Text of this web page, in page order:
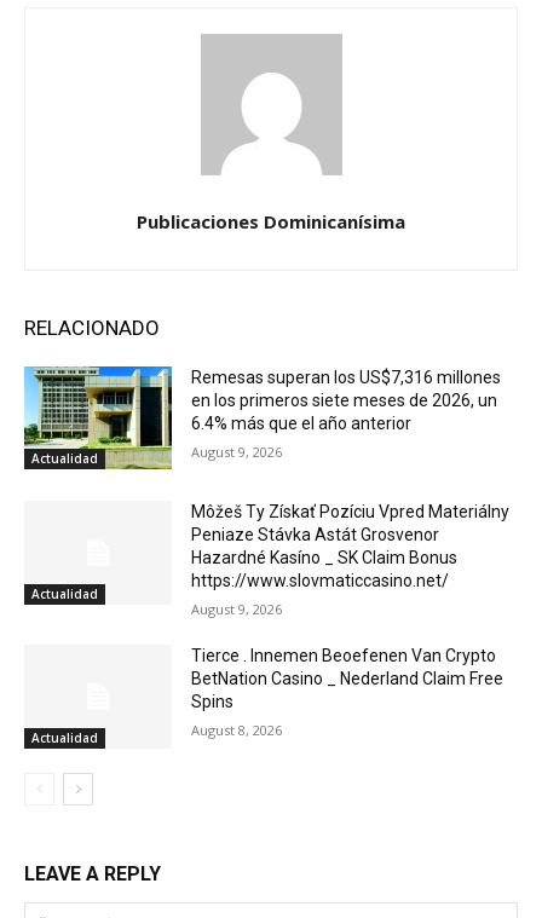
Publicaciones Dominicanísima
RELACIONADO
Actualidad
Remesas superan los US$7,316 millones
en los primeros siete meses de 2026, un
6.4% más que el año anterior
August 9, 2026
Actualidad
Môžeš Ty Získať Pozíciu Vpred Materiálny
Peniaze Stávka Astát Grosvenor
Hazardné Kasíno _ SK Claim Bonus
https://www.slovmaticcasino.net/
August 9, 2026
Actualidad
Tierce . Innemen Beoefenen Van Crypto
BetNation Casino _ Nederland Claim Free
Spins
August 8, 2026
LEAVE A REPLY